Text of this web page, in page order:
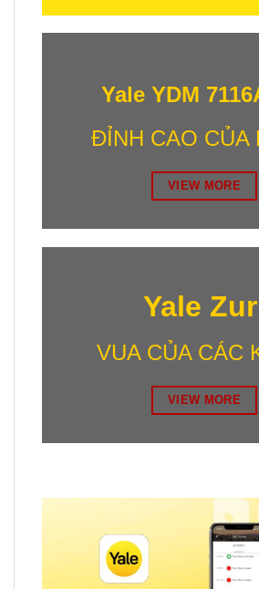
Yale YDM
ĐỈNH CAO CỦA
VIEW MORE
Yale
VUA CỦA CÁC
VIEW MORE